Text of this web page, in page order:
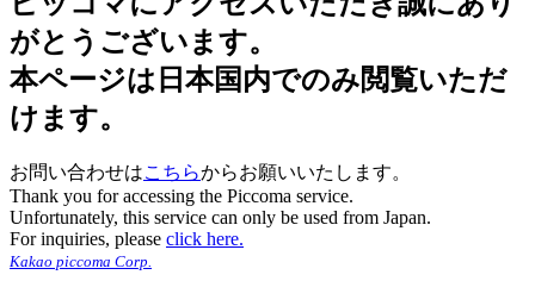
がとうございます。
本ページは日本国内でのみ閲覧いただ
けます。
お問い合わせはこちらからお願いいたします。
Thank you for accessing the Piccoma service.
Unfortunately, this service can only be used from Japan.
For inquiries, please click here.
Kakao piccoma Corp.